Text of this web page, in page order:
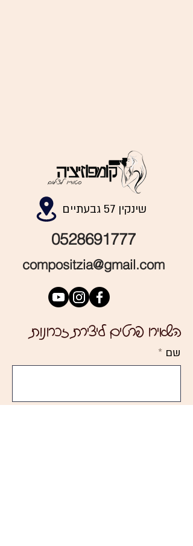
שינקין 57 גבעתיים
0528691777
compositzia@gmail.com
השאירו פרטים ליצירת זכרונות
שם